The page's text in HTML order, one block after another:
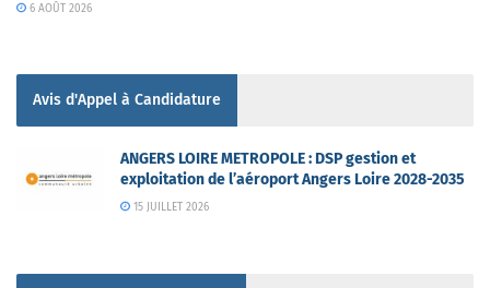
6 AOÛT 2026
Avis d'Appel à Candidature
ANGERS LOIRE METROPOLE : DSP gestion et
exploitation de l’aéroport Angers Loire 2028-2035
15 JUILLET 2026